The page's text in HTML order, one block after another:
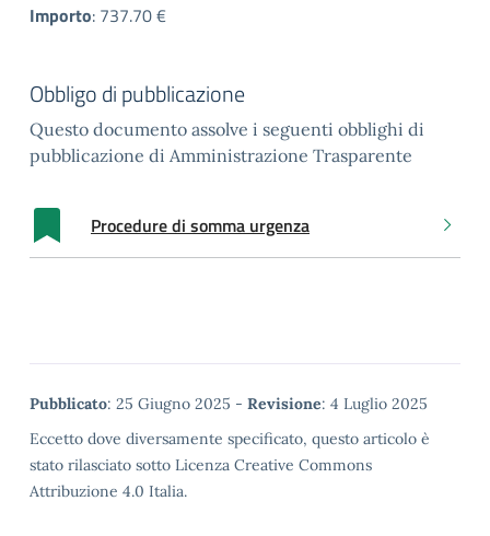
Importo: 737.70 €
Obbligo di pubblicazione
Questo documento assolve i seguenti obblighi di
pubblicazione di Amministrazione Trasparente
Procedure di somma urgenza
Metadata
Pubblicato: 25 Giugno 2025 - Revisione: 4 Luglio 2025
Eccetto dove diversamente specificato, questo articolo è
stato rilasciato sotto Licenza Creative Commons
Attribuzione 4.0 Italia.